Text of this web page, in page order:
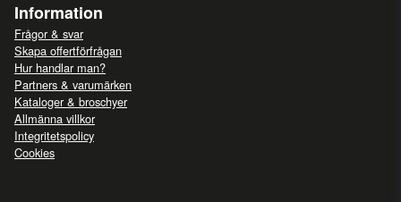
Information
Frågor & svar
Skapa offertförfrågan
Hur handlar man?
Partners & varumärken
Kataloger & broschyer
Allmänna villkor
Integritetspolicy
Cookies